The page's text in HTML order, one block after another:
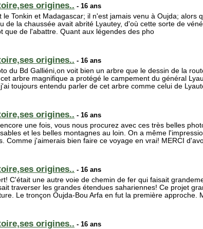
origines.. - 16 ans
Tonkin et Madagascar; il n'est jamais venu à Oujda; alors
de la chaussée avait abrité Lyautey, d'où cette sorte de
que de l'abattre. Quant aux légendes des pho
origines.. - 16 ans
du Bd Galliéni,on voit bien un arbre que le dessin de la
arbre magnifique a protégé le campement du général
toujours entendu parler de cet arbre comme celui de
origines.. - 16 ans
une fois, vous nous procurez avec ces très belles
et les belles montagnes au loin. On a même
Comme j'aimerais bien faire ce voyage en vrai! MERCI
origines.. - 16 ans
C'était une autre voie de chemin de fer qui faisait
traverser les grandes étendues sahariennes! Ce projet
Le tronçon Oujda-Bou Arfa en fut la première approche.
origines.. - 16 ans